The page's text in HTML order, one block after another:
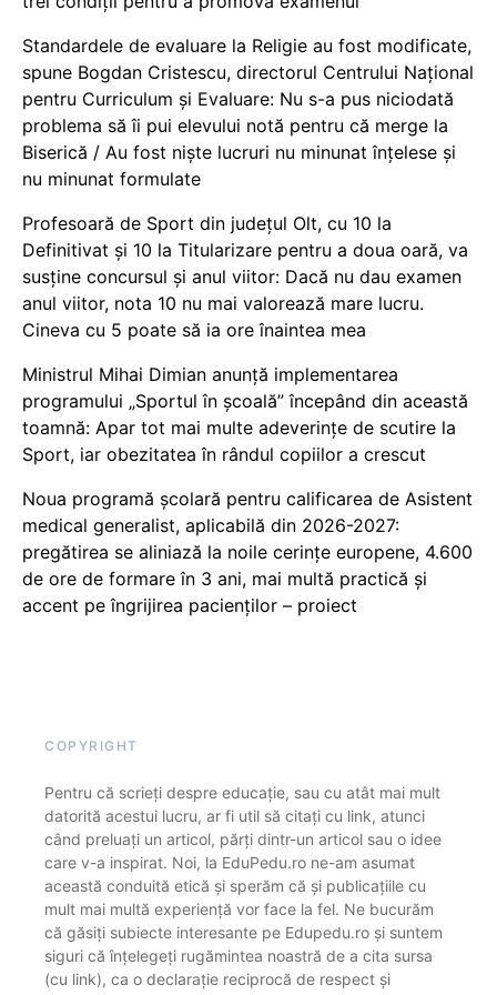
Standardele de evaluare la Religie au fost modificate,
spune Bogdan Cristescu, directorul Centrului Național
pentru Curriculum și Evaluare: Nu s-a pus niciodată
problema să îi pui elevului notă pentru că merge la
Biserică / Au fost niște lucruri nu minunat înțelese și
nu minunat formulate
Profesoară de Sport din județul Olt, cu 10 la
Definitivat și 10 la Titularizare pentru a doua oară, va
susține concursul și anul viitor: Dacă nu dau examen
anul viitor, nota 10 nu mai valorează mare lucru.
Cineva cu 5 poate să ia ore înaintea mea
Ministrul Mihai Dimian anunță implementarea
programului „Sportul în școală” începând din această
toamnă: Apar tot mai multe adeverințe de scutire la
Sport, iar obezitatea în rândul copiilor a crescut
Noua programă școlară pentru calificarea de Asistent
medical generalist, aplicabilă din 2026-2027:
pregătirea se aliniază la noile cerințe europene, 4.600
de ore de formare în 3 ani, mai multă practică și
accent pe îngrijirea pacienților – proiect
COPYRIGHT
Pentru că scrieți despre educație, sau cu atât mai mult
datorită acestui lucru, ar fi util să citați cu link, atunci
când preluați un articol, părți dintr-un articol sau o idee
care v-a inspirat. Noi, la EduPedu.ro ne-am asumat
această conduită etică și sperăm că și publicațiile cu
mult mai multă experiență vor face la fel. Ne bucurăm
că găsiți subiecte interesante pe Edupedu.ro și suntem
siguri că înțelegeți rugămintea noastră de a cita sursa
(cu link), ca o declarație reciprocă de respect și